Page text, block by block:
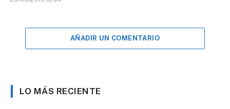
AÑADIR UN COMENTARIO
LO MÁS RECIENTE